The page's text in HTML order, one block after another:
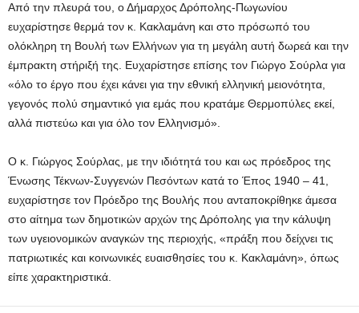
Από την πλευρά του, ο Δήμαρχος Δρόπολης-Πωγωνίου
ευχαρίστησε θερμά τον κ. Κακλαμάνη και στο πρόσωπό του
ολόκληρη τη Βουλή των Ελλήνων για τη μεγάλη αυτή δωρεά και την
έμπρακτη στήριξή της. Ευχαρίστησε επίσης τον Γιώργο Σούρλα για
«όλο το έργο που έχει κάνει για την εθνική ελληνική μειονότητα,
γεγονός πολύ σημαντικό για εμάς που κρατάμε Θερμοπύλες εκεί,
αλλά πιστεύω και για όλο τον Ελληνισμό».
Ο κ. Γιώργος Σούρλας, με την ιδιότητά του και ως πρόεδρος της
Ένωσης Τέκνων-Συγγενών Πεσόντων κατά το Έπος 1940 – 41,
ευχαρίστησε τον Πρόεδρο της Βουλής που ανταποκρίθηκε άμεσα
στο αίτημα των δημοτικών αρχών της Δρόπολης για την κάλυψη
των υγειονομικών αναγκών της περιοχής, «πράξη που δείχνει τις
πατριωτικές και κοινωνικές ευαισθησίες του κ. Κακλαμάνη», όπως
είπε χαρακτηριστικά.